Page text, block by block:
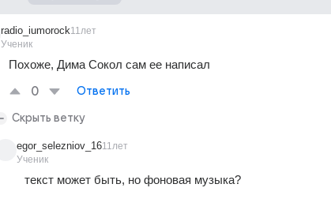
radio_iumorock
Ученик
11лет
Похоже, Дима Сокол сам ее написал
0 Ответить
Скрыть ветку
egor_selezniov_16
Ученик
11лет
текст может быть, но фоновая музыка?